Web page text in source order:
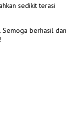
sedikit terasi
berhasil dan